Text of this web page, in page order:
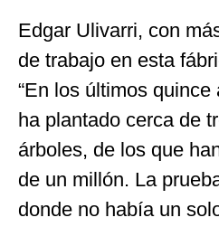
Edgar Ulivarri, con
de trabajo en esta
“En los últimos
ha plantado cerca de
árboles, de los que
de un millón. La
donde no había un